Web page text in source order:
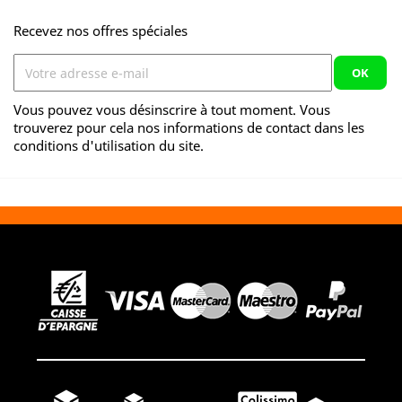
Recevez nos offres spéciales
Vous pouvez vous désinscrire à tout moment. Vous
trouverez pour cela nos informations de contact dans les
conditions d'utilisation du site.